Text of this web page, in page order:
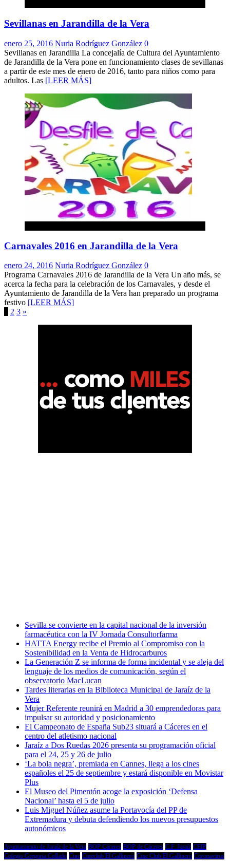
Sevillanas en Jarandilla de la Vera
enero 25, 2016 Nuria Rodríguez González 0
Sevillanas en Jarandilla La concejalía de Cultura del Ayuntamiento
de Jarandilla de la Vera pone en funcionamiento clases de sevillanas
a partir de este mes de enero de 2016, tanto para niños como para
adultos. Las [LEER MÁS]
Carnavales 2016 en Jarandilla de la Vera
enero 24, 2016 Nuria Rodríguez González 0
Programa Carnavales 2016 de Jarandilla de la Vera Un año más, se
acerca la fecha para la celebración de los Carnavales, y desde el
Ayuntamiento de Jarandilla de la Vera han preparado un programa
festivo [LEER MÁS]
Paginación
2 3 »
Sevilla se convierte en la capital nacional de la inversión
farmacéutica con la IV Jornada Consultorfarma
HATTA Energy recibe el Premio al Compromiso con la
Sostenibilidad en la Venta de Hidrocarburos
La Generación Z se informa de forma incidental y se aleja del
lenguaje de los medios de comunicación, según el
observatorio MacLucan
Tardes literarias en la Biblioteca Municipal de Jaraíz de la
Vera
Mujer Referente reunirá en Madrid a 30 emprendedoras para
impulsar su autoridad y posicionamiento
El Campeonato de España Sub23 situará a Cáceres en el
centro del atletismo nacional
Jaraíz a Dos Ruedas 2026 presenta su programación oficial
para el 24, 25 y 26 de julio
‘La bola negra’, premiada en Cannes, llega a los cines
españoles el 25 de septiembre y estará disponible en Movistar
Plus
El Museo del Pimentón acoge la exposición ‘Defensa
Nacional’ hasta el 5 de julio
Luis Miguel Núñez asume la Portavocía del PP de
Extremadura y debuta defendiendo los nuevos presupuestos
autonómicos
Ayuntamiento de Jaraíz de la Vera BOP Cáceres BOP de Cáceres C.F. Jaraíz CEIP
Colegio Gregoria Collado Cine Cineclub El Gallinero Cine Club El Gallinero Coronavirus